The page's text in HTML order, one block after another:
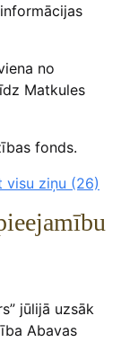
no
Matkules
fonds.
visu ziņu (26)
jūlijā uzsāk
Abavas